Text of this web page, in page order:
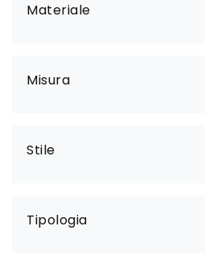
Materiale
Misura
Stile
Tipologia